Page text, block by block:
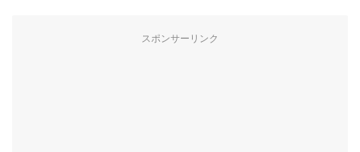
スポンサーリンク